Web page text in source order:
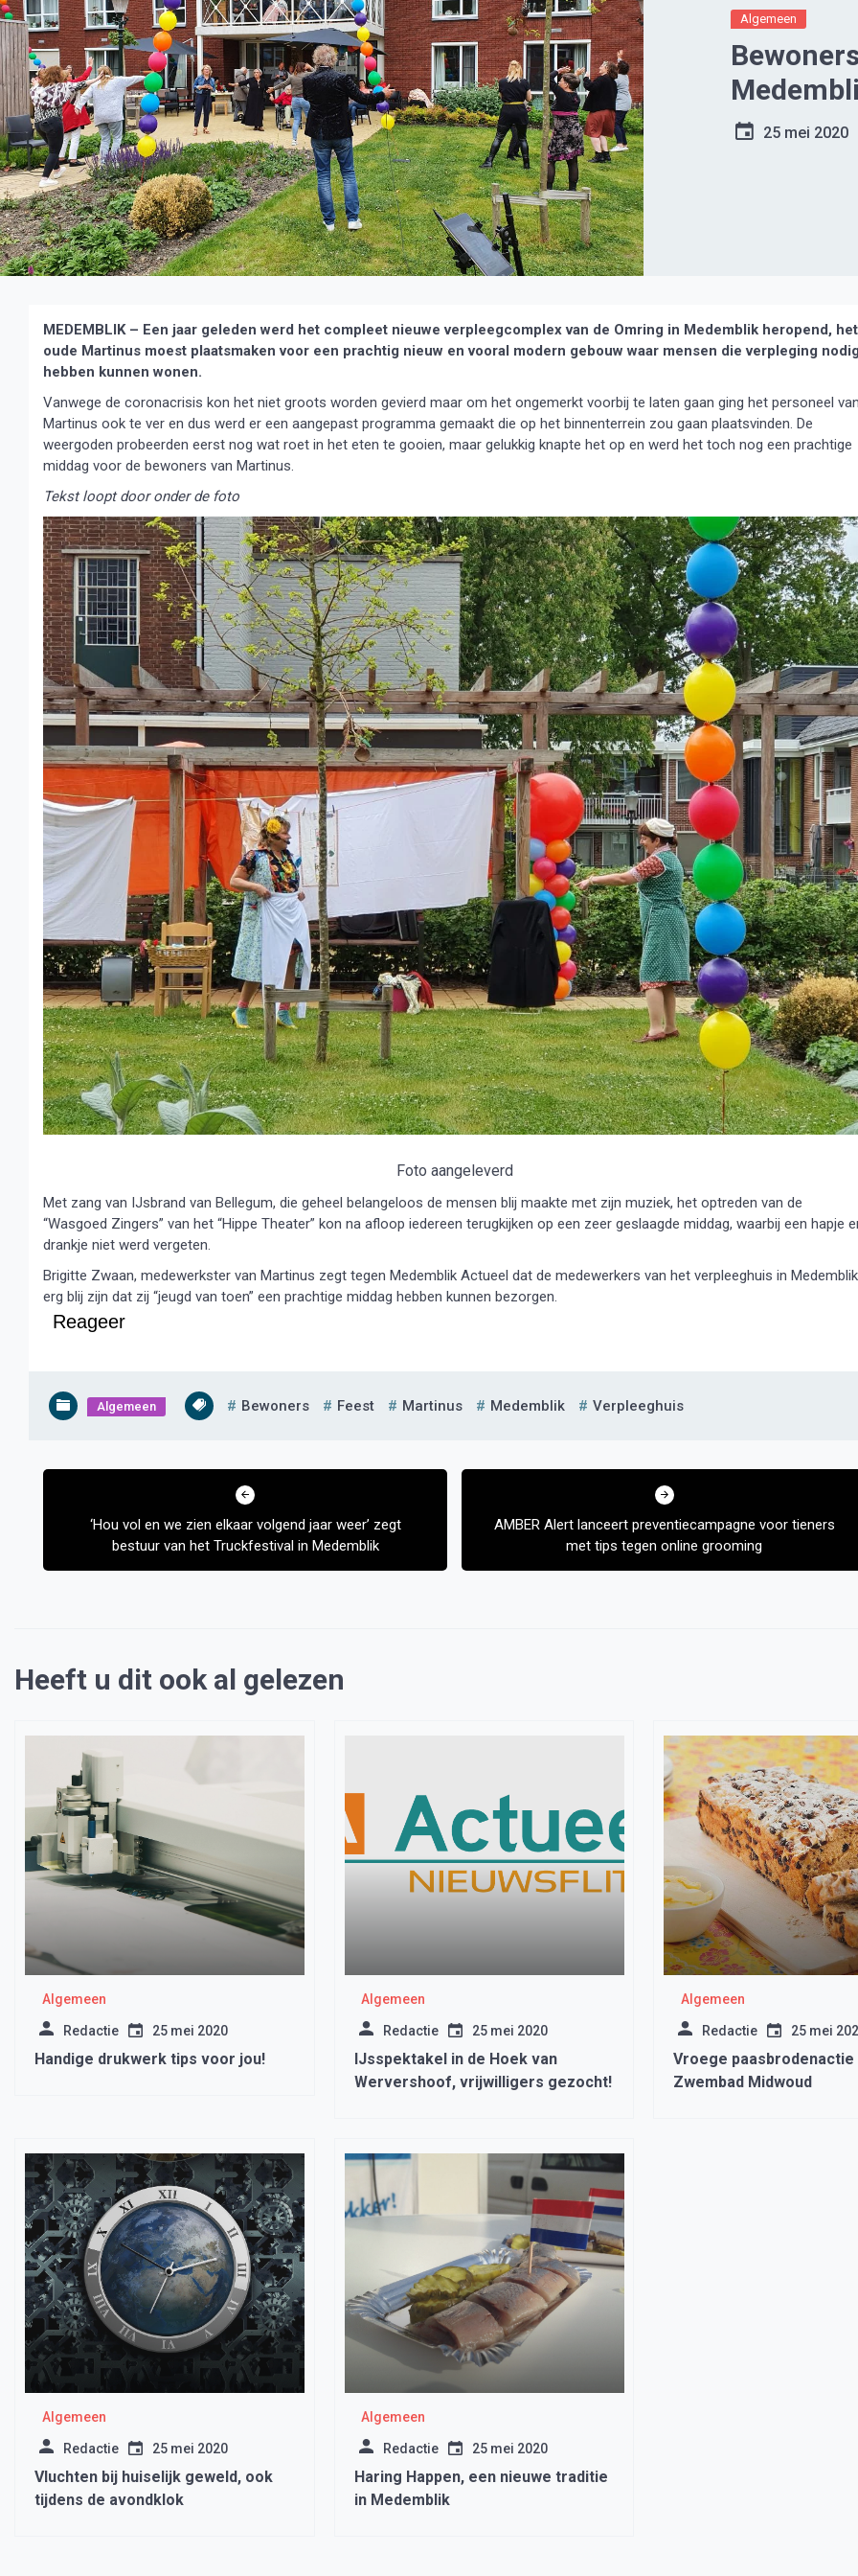
Algemeen
25 mei 2020
MEDEMBLIK – Een jaar geleden werd het compleet nieuwe verpleegcomplex van de Omring in Medemblik heropend, het
oude Martinus moest plaatsmaken voor een prachtig nieuw en vooral modern gebouw waar mensen die verpleging
hebben kunnen wonen.
Vanwege de coronacrisis kon het niet groots worden gevierd maar om het ongemerkt voorbij te laten gaan ging het personeel
Martinus ook te ver en dus werd er een aangepast programma gemaakt die op het binnenterrein zou gaan plaatsvinden. De
weergoden probeerden eerst nog wat roet in het eten te gooien, maar gelukkig knapte het op en werd het toch nog een prachtige
middag voor de bewoners van Martinus.
Tekst loopt door onder de foto
Foto aangeleverd
Met zang van IJsbrand van Bellegum, die geheel belangeloos de mensen blij maakte met zijn muziek, het optreden van de
“Wasgoed Zingers” van het “Hippe Theater” kon na afloop iedereen terugkijken op een zeer geslaagde middag, waarbij een hapje
drankje niet werd vergeten.
Brigitte Zwaan, medewerkster van Martinus zegt tegen Medemblik Actueel dat de medewerkers van het verpleeghuis in Medemblik
erg blij zijn dat zij “jeugd van toen” een prachtige middag hebben kunnen bezorgen.
Reageer
Algemeen Bewoners Feest Martinus Medemblik Verpleeghuis
Bericht
‘Hou vol en we zien elkaar volgend jaar weer’ zegt
bestuur van het Truckfestival in Medemblik
AMBER Alert lanceert preventiecampagne voor tieners
met tips tegen online grooming
Heeft u dit ook al gelezen
Algemeen
Redactie 25 mei 2020
Handige drukwerk tips voor jou!
Algemeen
Redactie 25 mei 2020
IJsspektakel in de Hoek van
Wervershoof, vrijwilligers gezocht!
Algemeen
Redactie 25 mei
Vroege paasbrodenactie
Zwembad Midwoud
Algemeen
Redactie 25 mei 2020
Vluchten bij huiselijk geweld, ook
tijdens de avondklok
Algemeen
Redactie 25 mei 2020
Haring Happen, een nieuwe traditie
in Medemblik